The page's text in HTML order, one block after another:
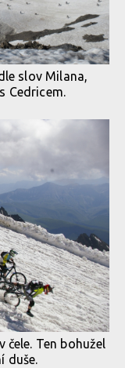
slov Milana,
Cedricem.
čele. Ten bohužel
duše.